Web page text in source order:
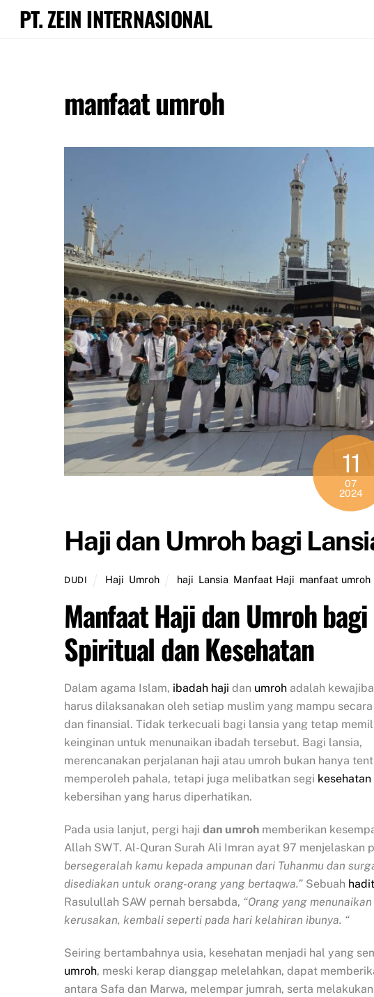
SkipPT. ZEIN INTERNASIONAL
manfaat umroh
11
07
2024
Haji dan Umroh bagi
DUDI Haji Umroh haji Lansia Manfaat Haji manfaat umroh
Manfaat Haji dan Umroh
Spiritual dan Kesehatan
Dalam agama Islam, ibadah haji dan umroh adalah
harus dilaksanakan oleh setiap muslim yang mampu
dan finansial. Tidak terkecuali bagi lansia yang tetap
keinginan untuk menunaikan ibadah tersebut. Bagi lansia,
merencanakan perjalanan haji atau umroh bukan hanya
memperoleh pahala, tetapi juga melibatkan segi kesehatan
kebersihan yang harus diperhatikan.
Pada usia lanjut, pergi haji dan umroh memberikan
Allah SWT. Al-Quran Surah Ali Imran ayat 97 menjelaskan
bersegeralah kamu kepada ampunan dari Tuhanmu dan
disediakan untuk orang-orang yang bertaqwa.” Sebuah
Rasulullah SAW pernah bersabda, “Orang yang
kerusakan, kembali seperti pada hari kelahiran ibunya. “
Seiring bertambahnya usia, kesehatan menjadi hal yang
umroh, meski kerap dianggap melelahkan, dapat
antara Safa dan Marwa, melempar jumrah, serta